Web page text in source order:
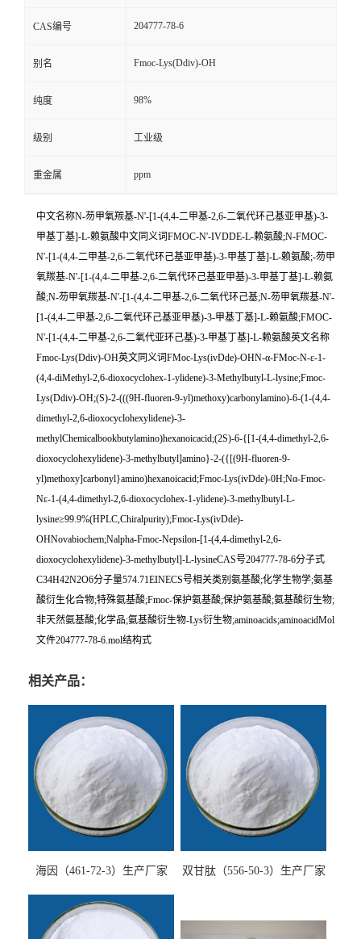
CAS编号 204777-78-6
别名 Fmoc-Lys(Ddiv)-OH
纯度 98%
级别 工业级
重金属 ppm
中文名称N-芴甲氧羰基-N'-[1-(4,4-二甲基-2,6-二氧代环己基亚甲基)-3-
甲基丁基]-L-赖氨酸中文同义词FMOC-N'-IVDDE-L-赖氨酸;N-FMOC-
N'-[1-(4,4-二甲基-2,6-二氧代环己基亚甲基)-3-甲基丁基]-L-赖氨酸;-芴甲
氧羰基-N'-[1-(4,4-二甲基-2,6-二氧代环己基亚甲基)-3-甲基丁基]-L-赖氨
酸;N-芴甲氧羰基-N'-[1-(4,4-二甲基-2,6-二氧代环己基;N-芴甲氧羰基-N'-
[1-(4,4-二甲基-2,6-二氧代环己基亚甲基)-3-甲基丁基]-L-赖氨酸;FMOC-
N'-[1-(4,4-二甲基-2,6-二氧代亚环己基)-3-甲基丁基]-L-赖氨酸英文名称
Fmoc-Lys(Ddiv)-OH英文同义词FMoc-Lys(ivDde)-OHN-α-FMoc-N-ε-1-
(4,4-diMethyl-2,6-dioxocyclohex-1-ylidene)-3-Methylbutyl-L-lysine;Fmoc-
Lys(Ddiv)-OH;(S)-2-(((9H-fluoren-9-yl)methoxy)carbonylamino)-6-(1-(4,4-
dimethyl-2,6-dioxocyclohexylidene)-3-
methylChemicalbookbutylamino)hexanoicacid;(2S)-6-{[1-(4,4-dimethyl-2,6-
dioxocyclohexylidene)-3-methylbutyl]amino}-2-({[(9H-fluoren-9-
yl)methoxy]carbonyl}amino)hexanoicacid;Fmoc-Lys(ivDde)-0H;Nα-Fmoc-
Nε-1-(4,4-dimethyl-2,6-dioxocyclohex-1-ylidene)-3-methylbutyl-L-
lysine≥99.9%(HPLC,Chiralpurity);Fmoc-Lys(ivDde)-
OHNovabiochem;Nalpha-Fmoc-Nepsilon-[1-(4,4-dimethyl-2,6-
dioxocyclohexylidene)-3-methylbutyl]-L-lysineCAS号204777-78-6分子式
C34H42N2O6分子量574.71EINECS号相关类别氨基酸;化学生物学;氨基
酸衍生化合物;特殊氨基酸;Fmoc-保护氨基酸;保护氨基酸;氨基酸衍生物;
非天然氨基酸;化学品;氨基酸衍生物-Lys衍生物;aminoacids;aminoacidMol
文件204777-78-6.mol结构式
相关产品：
海因（461-72-3）生产厂家 双甘肽（556-50-3）生产厂家